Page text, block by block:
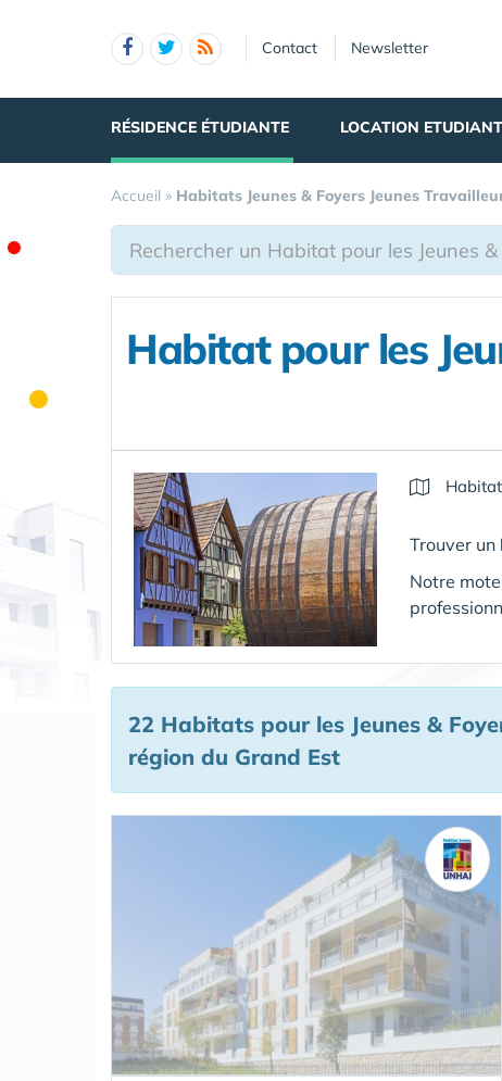
Contact Newsletter
RÉSIDENCE ÉTUDIANTE LOCATION ETUDIANT
Accueil » Habitats Jeunes & Foyers Jeunes
Habitat pour les
Trouver un
Notre
22 Habitats pour les Jeunes &
région du Grand Est